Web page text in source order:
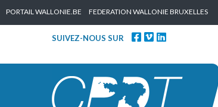
PORTAIL WALLONIE.BE FEDERATION WALLONIE BRUXELLES
SUIVEZ-NOUS SUR